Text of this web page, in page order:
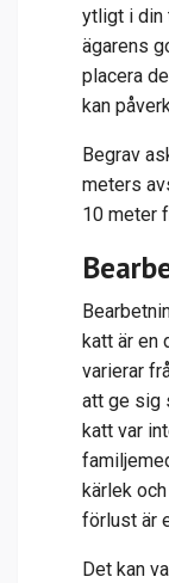
ytligt i din
ägarens
placera
kan
Begrav
meters
10 meter
katt är en
varierar
att ge sig
katt var
kärlek
förlust är
Det kan